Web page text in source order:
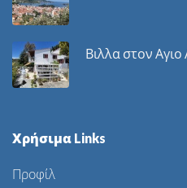
Βιλλα στον Αγιο
Χρήσιμα Links
Προφίλ